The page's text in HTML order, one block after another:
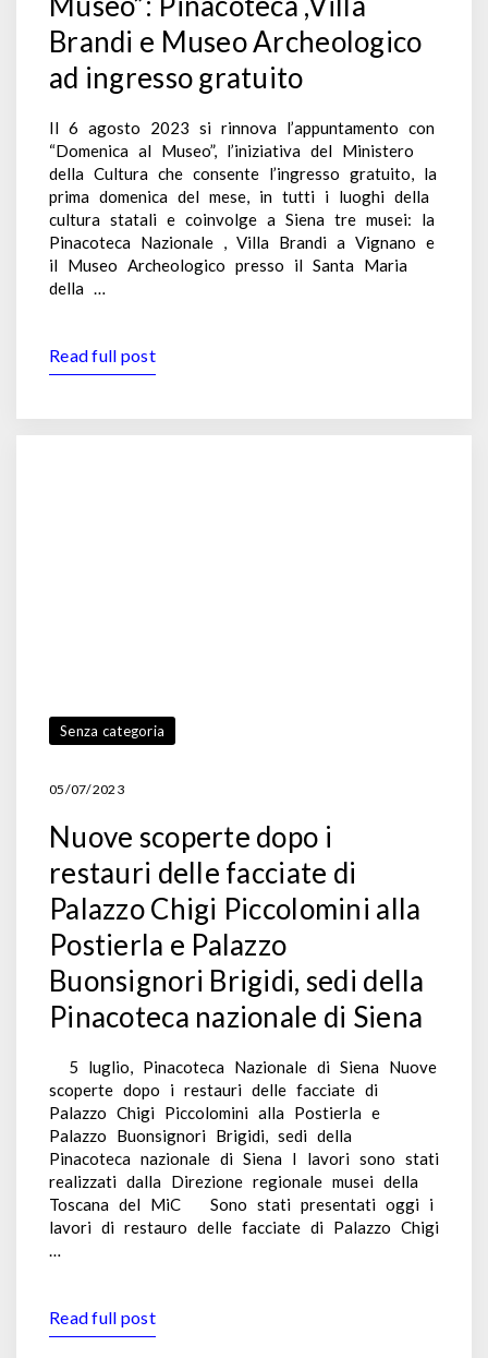
Brandi e Museo Archeologico
ad ingresso gratuito
Il 6 agosto 2023 si rinnova l’appuntamento con
“Domenica al Museo”, l’iniziativa del Ministero
della Cultura che consente l’ingresso gratuito, la
prima domenica del mese, in tutti i luoghi della
cultura statali e coinvolge a Siena tre musei: la
Pinacoteca Nazionale , Villa Brandi a Vignano e
il Museo Archeologico presso il Santa Maria
della …
Read full post
Senza categoria
05/07/2023
Nuove scoperte dopo i
restauri delle facciate di
Palazzo Chigi Piccolomini alla
Postierla e Palazzo
Buonsignori Brigidi, sedi della
Pinacoteca nazionale di Siena
5 luglio, Pinacoteca Nazionale di Siena Nuove
scoperte dopo i restauri delle facciate di
Palazzo Chigi Piccolomini alla Postierla e
Palazzo Buonsignori Brigidi, sedi della
Pinacoteca nazionale di Siena I lavori sono stati
realizzati dalla Direzione regionale musei della
Toscana del MiC Sono stati presentati oggi i
lavori di restauro delle facciate di Palazzo Chigi
Read full post